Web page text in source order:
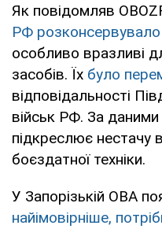
Як повідомляв
РФ розконсервувало
особливо вразливі
засобів. Їх було
відповідальності
військ РФ. За даними
підкреслює нестачу в
боєздатної техніки.
У Запорізькій ОВА
найімовірніше,